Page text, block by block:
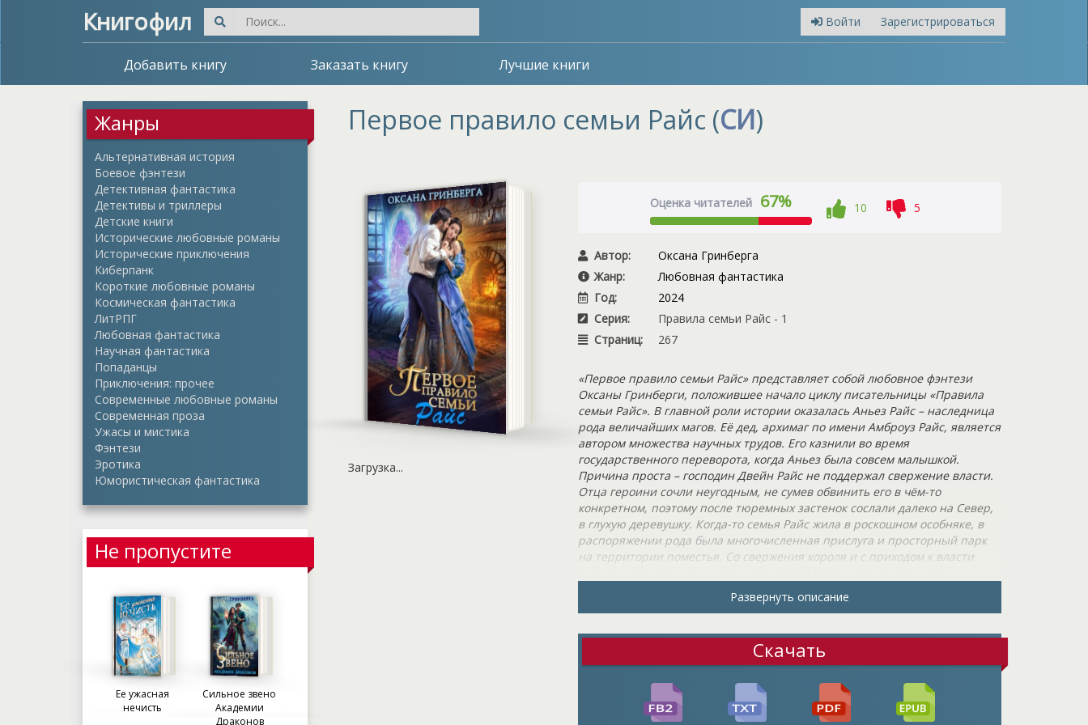
Книгофил Войти Зарегистрироваться
Добавить книгу Заказать книгу Лучшие книги
Жанры
Альтернативная история
Боевое фэнтези
Детективная фантастика
Детективы и триллеры
Детские книги
Исторические любовные романы
Исторические приключения
Киберпанк
Короткие любовные романы
Космическая фантастика
ЛитРПГ
Любовная фантастика
Научная фантастика
Попаданцы
Приключения: прочее
Современные любовные романы
Современная проза
Ужасы и мистика
Фэнтези
Эротика
Юмористическая фантастика
Не пропустите
Ее ужасная
нечисть
Сильное звено
Академии
Драконов
Первое правило семьи Райс (СИ)
Загрузка...
Оценка читателей 67% 10 5
Автор:
Оксана Гринберга
Жанр:
Любовная фантастика
Год:
2024
Серия:
Правила семьи Райс - 1
Страниц:
267
«Первое правило семьи Райс» представляет собой любовное фэнтези
Оксаны Гринберги, положившее начало циклу писательницы «Правила
семьи Райс». В главной роли истории оказалась Аньез Райс – наследница
рода величайших магов. Её дед, архимаг по имени Амброуз Райс, является
автором множества научных трудов. Его казнили во время
государственного переворота, когда Аньез была совсем малышкой.
Причина проста – господин Двейн Райс не поддержал свержение власти.
Отца героини сочли неугодным, не сумев обвинить его в чём-то
конкретном, поэтому после тюремных застенок сослали далеко на Север,
в глухую деревушку. Когда-то семья Райс жила в роскошном особняке, в
распоряжении рода была многочисленная прислуга и просторный парк
на территории поместья. Со свержения короля и с приходом к власти
богатстве семьи, она была слишком мала, чтобы запомнить всё это.
на свободу. Ей безразлично, что это будет за место, она готова лететь туда
Аньез проводит много времени за книгами, она слишком любит мечтать.
Девушка хотела бы объехать целый свет, побыть везде, где только можно.
Однако дальше ближайшего портового городка она так и не выбиралась.
Развернуть описание
Скачать